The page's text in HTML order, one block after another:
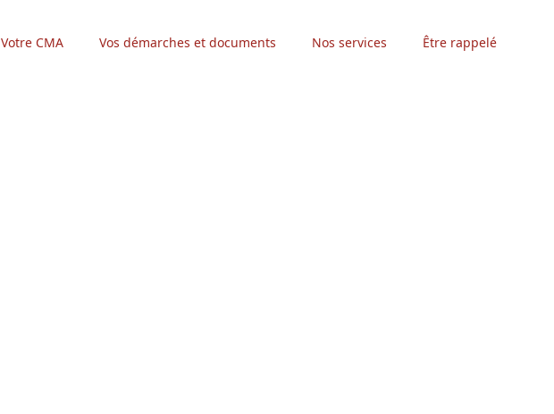
Votre CMA Vos démarches et documents Nos services Être rappelé